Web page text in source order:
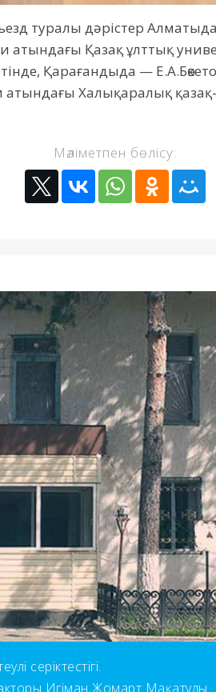
туралы дәрістер
атындағы Қазақ ұлттық
Қарағандыда —
Халықаралық қазақ-
Мәліметпен бөлісу:
серіктестігі.
Игіман Жомарт Мақатұлы